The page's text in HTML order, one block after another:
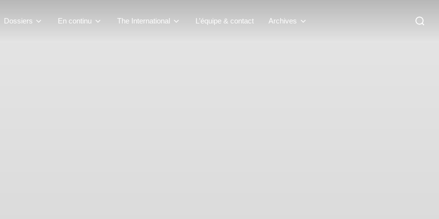
Dossiers En continu The International L’équipe & contact Archives